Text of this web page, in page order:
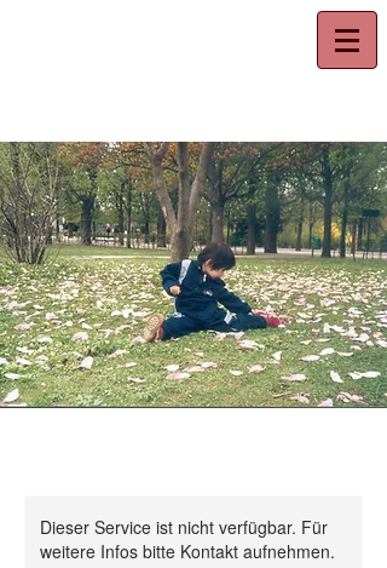
Dieser Service ist nicht verfügbar. Für
weitere Infos bitte Kontakt aufnehmen.